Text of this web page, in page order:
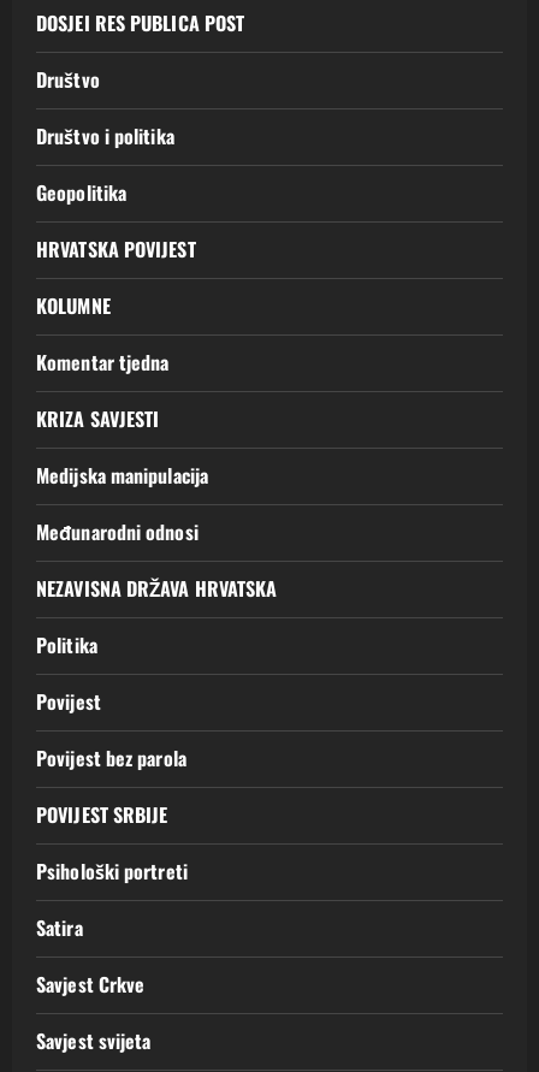
DOSJEI RES PUBLICA POST
Društvo
Društvo i politika
Geopolitika
HRVATSKA POVIJEST
KOLUMNE
Komentar tjedna
KRIZA SAVJESTI
Medijska manipulacija
Međunarodni odnosi
NEZAVISNA DRŽAVA HRVATSKA
Politika
Povijest
Povijest bez parola
POVIJEST SRBIJE
Psihološki portreti
Satira
Savjest Crkve
Savjest svijeta